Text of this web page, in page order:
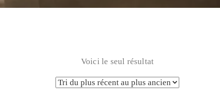
Voici le seul résultat